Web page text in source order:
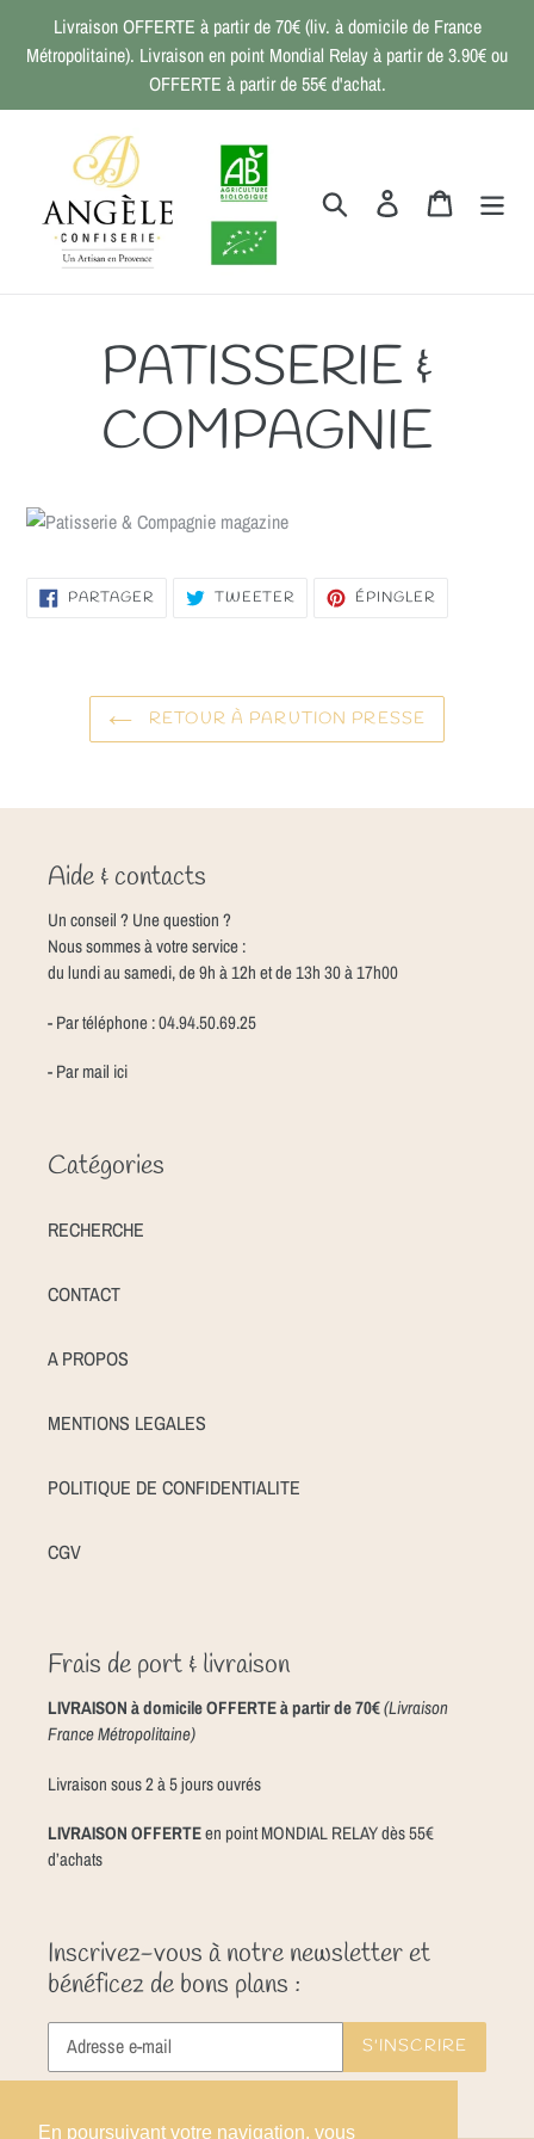
En poursuivant votre navigation, vous
contenu
Livraison OFFERTE à partir de 70€ (liv. à domicile de France
Métropolitaine). Livraison en point Mondial Relay à partir de 3.90€ ou
OFFERTE à partir de 55€ d'achat.
RechercherSe connecter
Panier
PATISSERIE &
COMPAGNIE
PARTAGERPARTAGER
SUR
TWEETER TWEETERÉPINGLER
RETOUR À PARUTION PRESSE
Aide & contacts
Un conseil ? Une question ?
Nous sommes à votre service :
du lundi au samedi, de 9h à 12h et de 13h 30 à 17h00
- Par téléphone : 04.94.50.69.25
- Par mail ici
Catégories
RECHERCHE
CONTACT
A PROPOS
MENTIONS LEGALES
POLITIQUE DE CONFIDENTIALITE
CGV
Frais de port & livraison
LIVRAISON à domicile OFFERTE à partir de 70€(Livraison
France Métropolitaine)
Livraison sous 2 à 5 jours ouvrés
LIVRAISON OFFERTEen point MONDIAL RELAY dès 55€
d’achats
Inscrivez-vous à notre newsletter et
bénéficez de bons plans :
S'INSCRIRE